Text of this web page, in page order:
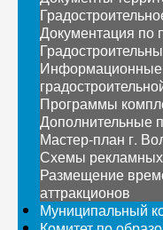
Документация по
Программы
Дополнительные
Мастер-план г.
Схемы рекламных
Размещение
аттракционов
Муниципальный